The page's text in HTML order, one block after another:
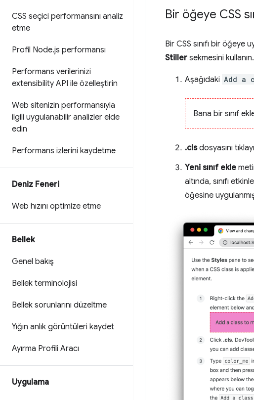
CSS seçici performansını analiz
etme
Profil Node.js performansı
Performans verilerinizi
extensibility API ile özelleştirin
Web sitenizin performansıyla
ilgili uygulanabilir analizler elde
edin
Performans izlerini kaydetme
Deniz Feneri
Web hızını optimize etme
Bellek
Genel bakış
Bellek terminolojisi
Bellek sorunlarını düzeltme
Yığın anlık görüntüleri kaydet
Ayırma Profili Aracı
Uygulama
Bir öğeye CSS
Bir CSS sınıfı bir öğeye
Stiller sekmesini kullanın.
Aşağıdaki Add a
Bana bir sınıf
.clsdosyasını
Yeni sınıf ekle
altında, sınıfı
öğesine